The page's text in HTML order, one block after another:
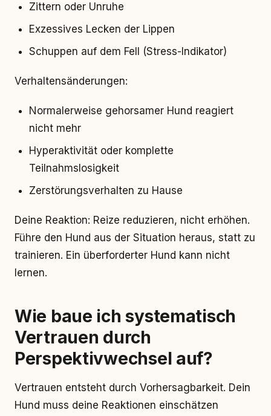
Zittern oder Unruhe
Exzessives Lecken der Lippen
Schuppen auf dem Fell (Stress-Indikator)
Verhaltensänderungen:
Normalerweise gehorsamer Hund reagiert
nicht mehr
Hyperaktivität oder komplette
Teilnahmslosigkeit
Zerstörungsverhalten zu Hause
Deine Reaktion: Reize reduzieren, nicht erhöhen.
Führe den Hund aus der Situation heraus, statt zu
trainieren. Ein überforderter Hund kann nicht
lernen.
Wie baue ich systematisch
Vertrauen durch
Perspektivwechsel auf?
Vertrauen entsteht durch Vorhersagbarkeit. Dein
Hund muss deine Reaktionen einschätzen